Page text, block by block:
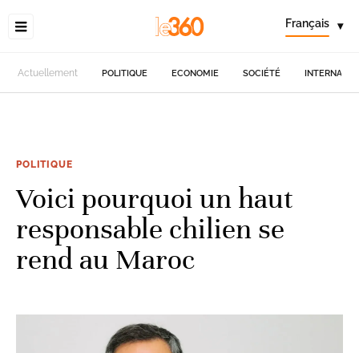
Français ▾
Actuellement POLITIQUE ECONOMIE SOCIÉTÉ
POLITIQUE
Voici pourquoi un haut
responsable chilien se
rend au Maroc